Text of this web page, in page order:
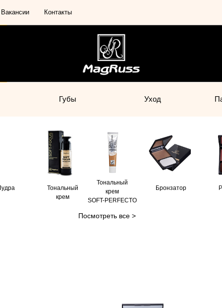
Вакансии Контакты
Губы Уход
Тональный
крем
Тональный
крем
SOFT-PERFECTO
Бронзатор
Посмотреть все >